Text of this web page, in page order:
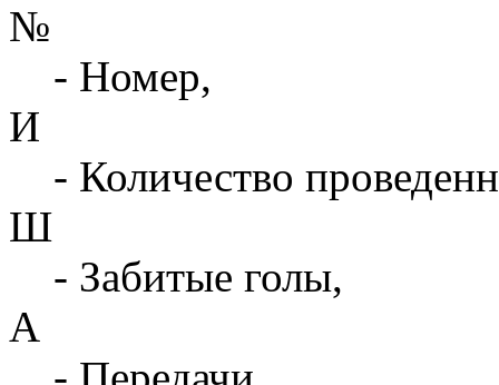
№
- Номер,
И
- Количество
Ш
- Забитые голы,
А